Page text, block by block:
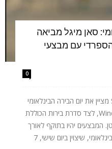
סאן מיגל מביאה
עם מבצעי
0
מותג הבירה הספרדי San Miguel מציין את יום הבירה הבינלאומי
עם מגוון מבצעים ברשת Wine&More, לצד סדרת בירות הכוללת
המבצעים יהיו בתוקף לאורך
חודש אוגוסט. לקראת יום הבירה הבינלאומי, שיצוין ביום שישי, 7